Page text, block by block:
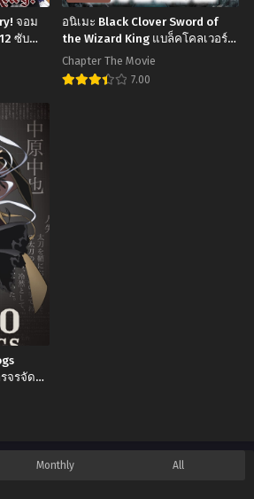
ของ
ผู้
กล้า
สาย
จอม
ซับ
อนิเมะ Black Clover Sword of
the Wizard King แบล็คโคลเวอร์
ดาบแห่งจักรพรรดิเวทมนตร์ เดอะ
มูฟวี่ พากย์ไทย+ซับไทย
Chapter The Movie
7.00
ดาบ
แห่ง
จรจัด
+ซับ
Monthly All